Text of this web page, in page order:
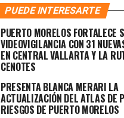
PUEDE INTERESARTE
PUERTO MORELOS FORTALECE
VIDEOVIGILANCIA CON 31
EN CENTRAL VALLARTA Y LA
CENOTES
PRESENTA BLANCA MERARI LA
ACTUALIZACIÓN DEL ATLAS DE
RIESGOS DE PUERTO MORELOS